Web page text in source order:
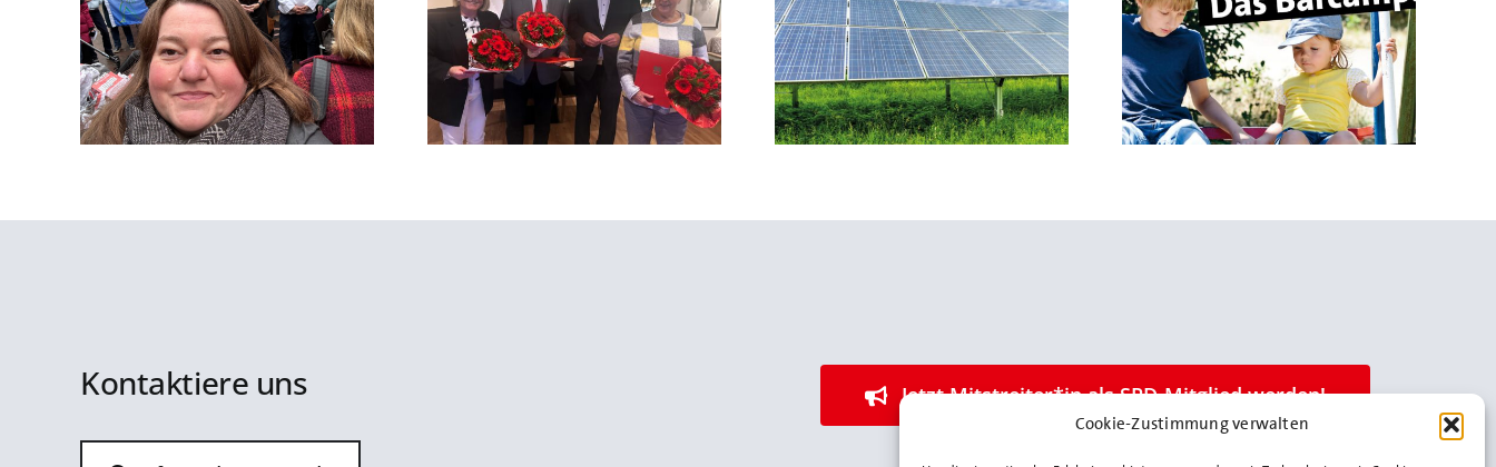
Cookie-Zustimmung verwalten
Zusammen 140 Jahre –
Jubilarehrung!
Photovoltaik, Batterie- und
Wasserstoffspeicher sowie
Wärmepumpe: Stadt soll
Nutzung Erneuerbarer
Energien prüfen
Save the Date: Kita für Alle!
Das Barcamp.
Kontaktiere uns Jetzt Mitstreiter*in als SPD-Mitglied werden!